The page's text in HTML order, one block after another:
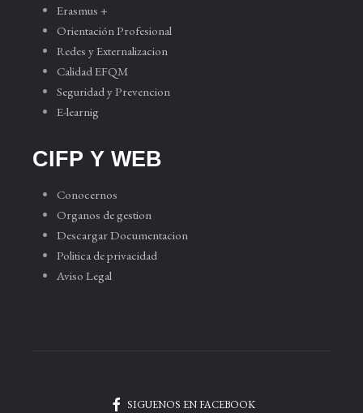
Erasmus +
Orientación Profesional
Redes y Externalizacion
Calidad EFQM
Seguridad y Prevencion
E-learnig
CIFP Y WEB
Conocernos
Organos de gestion
Descargar Documentacion
Politica de privacidad
Aviso Legal
SIGUENOS EN FACEBOOK